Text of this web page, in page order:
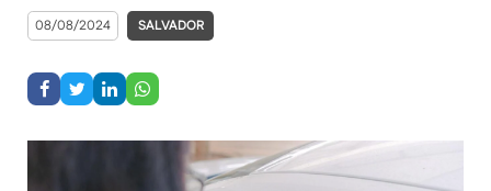
08/08/2024 SALVADOR